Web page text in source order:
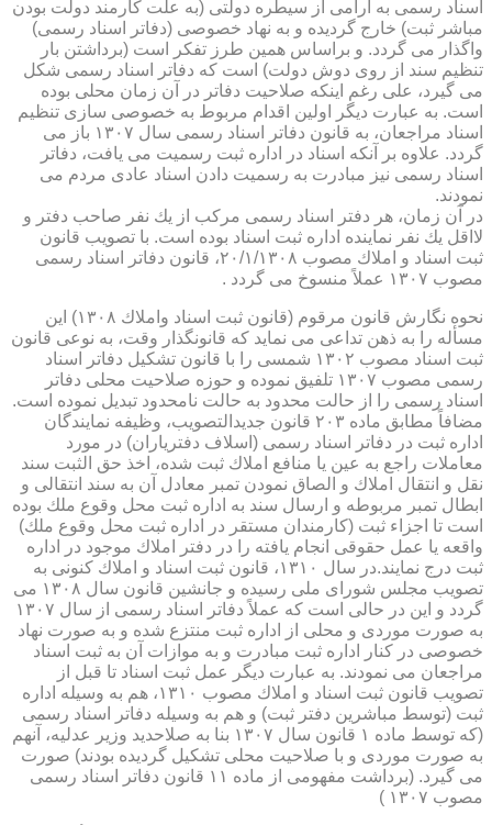
اسناد رسمی به آرامی از سیطره دولتی (به علت كارمند دولت بودن
مباشر ثبت) خارج گردیده و به نهاد خصوصی (دفاتر اسناد رسمی)
واگذار می گردد. و براساس همین طرز تفكر است (برداشتن بار
تنظیم سند از روی دوش دولت) است كه دفاتر اسناد رسمی شكل
می گیرد، علی رغم اینكه صلاحیت دفاتر در آن زمان محلی بوده
است. به عبارت دیگر اولین اقدام مربوط به خصوصی سازی تنظیم
اسناد مراجعان، به قانون دفاتر اسناد رسمی سال ۱۳۰۷ باز می
گردد. علاوه بر آنكه اسناد در اداره ثبت رسمیت می یافت، دفاتر
اسناد رسمی نیز مبادرت به رسمیت دادن اسناد عادی مردم می
نمودند.
در آن زمان، هر دفتر اسناد رسمی مركب از یك نفر صاحب دفتر و
لااقل یك نفر نماینده اداره ثبت اسناد بوده است. با تصویب قانون
ثبت اسناد و املاك مصوب ۲۰/۱/۱۳۰۸، قانون دفاتر اسناد رسمی
مصوب ۱۳۰۷ عملاً منسوخ می گردد .
نحوه نگارش قانون مرقوم (قانون ثبت اسناد واملاك ۱۳۰۸) این
مسأله را به ذهن تداعی می نماید كه قانونگذار وقت، به نوعی قانون
ثبت اسناد مصوب ۱۳۰۲ شمسی را با قانون تشكیل دفاتر اسناد
رسمی مصوب ۱۳۰۷ تلفیق نموده و حوزه صلاحیت محلی دفاتر
اسناد رسمی را از حالت محدود به حالت نامحدود تبدیل نموده است.
مضافاً مطابق ماده ۲۰۳ قانون جدیدالتصویب، وظیفه نمایندگان
اداره ثبت در دفاتر اسناد رسمی (اسلاف دفتریاران) در مورد
معاملات راجع به عین یا منافع املاك ثبت شده، اخذ حق الثبت سند
نقل و انتقال املاك و الصاق نمودن تمبر معادل آن به سند انتقالی و
ابطال تمبر مربوطه و ارسال سند به اداره ثبت محل وقوع ملك بوده
است تا اجزاء ثبت (كارمندان مستقر در اداره ثبت محل وقوع ملك)
واقعه یا عمل حقوقی انجام یافته را در دفتر املاك موجود در اداره
ثبت درج نمایند.در سال ۱۳۱۰، قانون ثبت اسناد و املاك كنونی به
تصویب مجلس شورای ملی رسیده و جانشین قانون سال ۱۳۰۸ می
گردد و این در حالی است كه عملاً دفاتر اسناد رسمی از سال ۱۳۰۷
به صورت موردی و محلی از اداره ثبت منتزع شده و به صورت نهاد
خصوصی در كنار اداره ثبت مبادرت و به موازات آن به ثبت اسناد
مراجعان می نمودند. به عبارت دیگر عمل ثبت اسناد تا قبل از
تصویب قانون ثبت اسناد و املاك مصوب ۱۳۱۰، هم به وسیله اداره
ثبت (توسط مباشرین دفتر ثبت) و هم به وسیله دفاتر اسناد رسمی
(كه توسط ماده ۱ قانون سال ۱۳۰۷ بنا به صلاحدید وزیر عدلیه، آنهم
به صورت موردی و با صلاحیت محلی تشكیل گردیده بودند) صورت
می گیرد. (برداشت مفهومی از ماده ۱۱ قانون دفاتر اسناد رسمی
مصوب ۱۳۰۷ )